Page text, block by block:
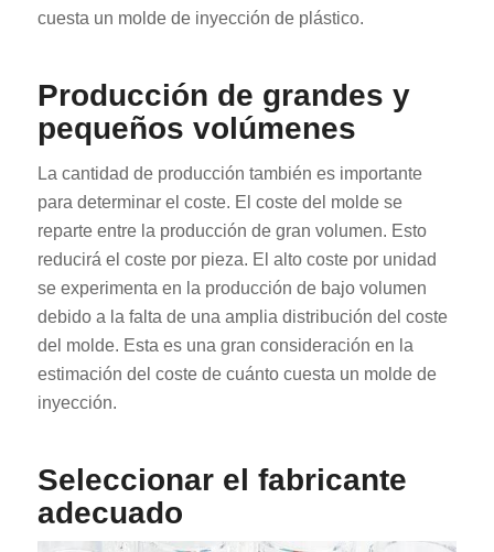
cuesta un molde de inyección de plástico.
Producción de grandes y
pequeños volúmenes
La cantidad de producción también es importante
para determinar el coste. El coste del molde se
reparte entre la producción de gran volumen. Esto
reducirá el coste por pieza. El alto coste por unidad
se experimenta en la producción de bajo volumen
debido a la falta de una amplia distribución del coste
del molde. Esta es una gran consideración en la
estimación del coste de cuánto cuesta un molde de
inyección.
Seleccionar el fabricante
adecuado